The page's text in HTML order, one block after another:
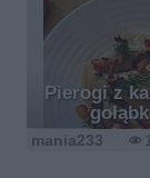
Pierogi z
mania233